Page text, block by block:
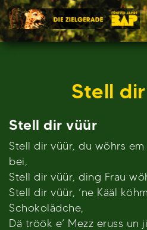
Skip
to
content
Stell
Stell dir vüür
Stell dir vüür, du wöhrs
bei,
Stell dir vüür, ding Frau
Stell dir vüür, ’ne Kääl
Schokolädche,
Dä tröök e’ Mezz eruss un